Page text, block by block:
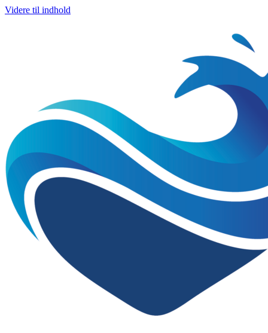
Videre til indhold